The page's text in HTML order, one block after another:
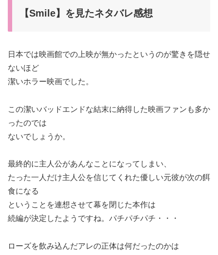
【Smile】を見たネタバレ感想
日本では映画館での上映が無かったというのが驚きを隠せ
ないほど
潔いホラー映画でした。
この潔いバッドエンドな結末に納得した映画ファンも多か
ったのでは
ないでしょうか。
最終的に主人公があんなことになってしまい、
たった一人だけ主人公を信じてくれた優しい元彼が次の餌
食になる
ということを連想させて幕を閉じた本作は
続編が決定したようですね。パチパチパチ・・・
ローズを飲み込んだアレの正体は何だったのかは